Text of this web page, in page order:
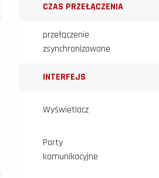
CZAS PRZEŁĄCZENIA
przełączenie
zsynchronizowane
INTERFEJS
Wyświetlacz
Porty
komunikacyjne